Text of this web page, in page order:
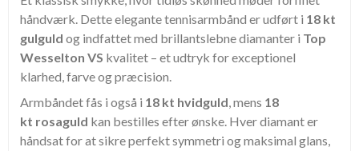
håndværk. Dette elegante tennisarmbånd er udført i 18 kt
gulguld og indfattet med brillantslebne diamanter i Top
Wesselton VS kvalitet – et udtryk for exceptionel
klarhed, farve og præcision.
Armbåndet fås i også i 18 kt hvidguld, mens 18
kt rosaguld kan bestilles efter ønske. Hver diamant er
håndsat for at sikre perfekt symmetri og maksimal glans,